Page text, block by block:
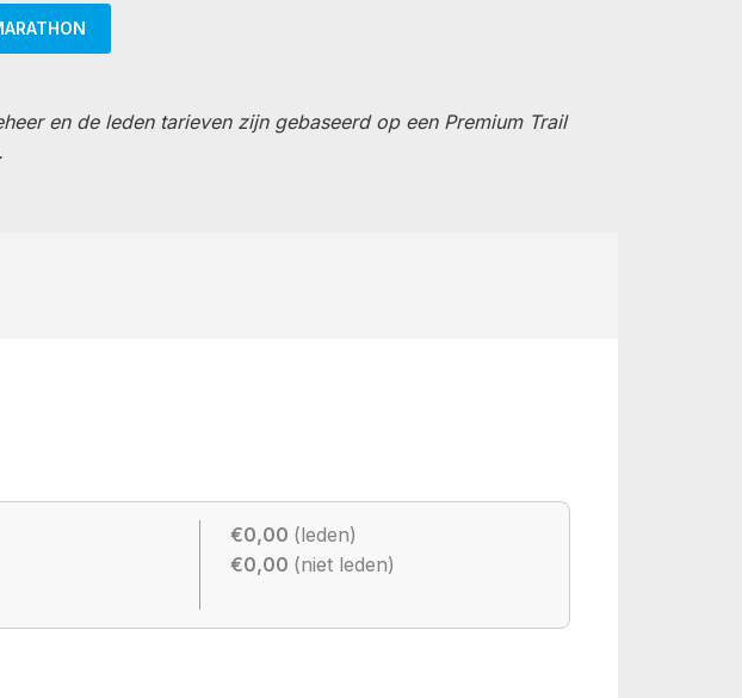
en de leden tarieven zijn gebaseerd op een Premium Trail
€0,00 (leden)
€0,00 (niet leden)